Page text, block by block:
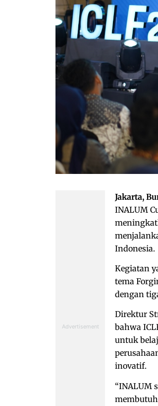
Jakarta,
INALUM
Indonesia.
Kegiatan
tema
dengan
Direktur
bahwa
untuk
inovatif.
“INALUM